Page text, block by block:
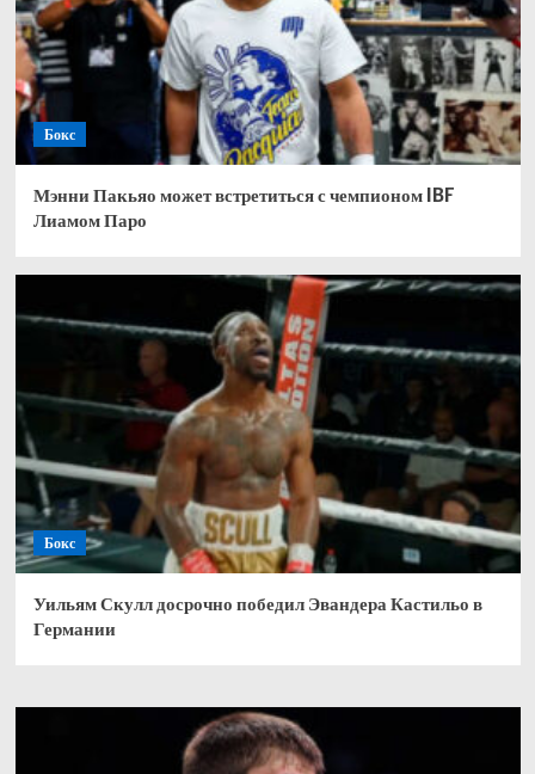
Бокс
Мэнни Пакьяо может встретиться с чемпионом IBF
Лиамом Паро
Бокс
Уильям Скулл досрочно победил Эвандера Кастильо в
Германии